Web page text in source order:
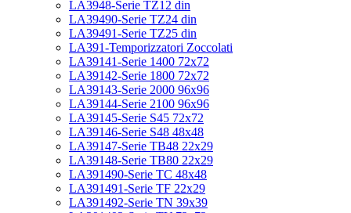
LA3948-Serie TZ12 din
LA39490-Serie TZ24 din
LA39491-Serie TZ25 din
LA391-Temporizzatori Zoccolati
LA39141-Serie 1400 72x72
LA39142-Serie 1800 72x72
LA39143-Serie 2000 96x96
LA39144-Serie 2100 96x96
LA39145-Serie S45 72x72
LA39146-Serie S48 48x48
LA39147-Serie TB48 22x29
LA39148-Serie TB80 22x29
LA391490-Serie TC 48x48
LA391491-Serie TF 22x29
LA391492-Serie TN 39x39